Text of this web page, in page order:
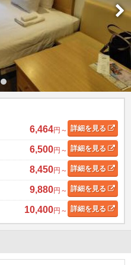
6,464円～ 詳細を見る
6,500円～ 詳細を見る
8,450円～ 詳細を見る
9,880円～ 詳細を見る
10,400円～ 詳細を見る